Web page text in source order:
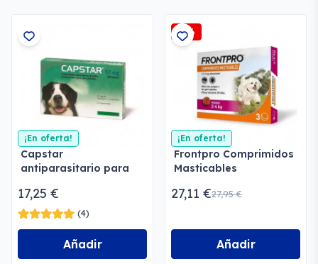
¡En oferta!
Capstar
antiparasitario para
17,25 €
(4)
Añadir
-3%
¡En oferta!
Frontpro Comprimidos
Masticables
perros
27,11 €27,95 €
Añadir